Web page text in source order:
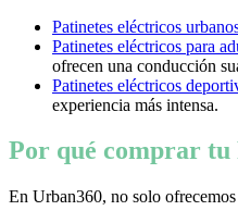
Patinetes eléctricos
Patinetes eléctricos para
ofrecen una conducción
Patinetes eléctricos
experiencia más intensa.
Por qué comprar tu
En Urban360, no solo